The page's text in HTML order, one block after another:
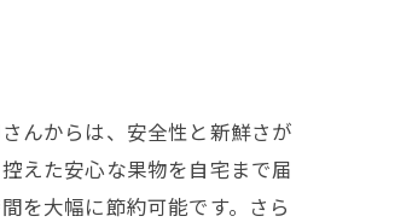
んからは、安全性と新鮮さが
えた安心な果物を自宅まで届
を大幅に節約可能です。さら